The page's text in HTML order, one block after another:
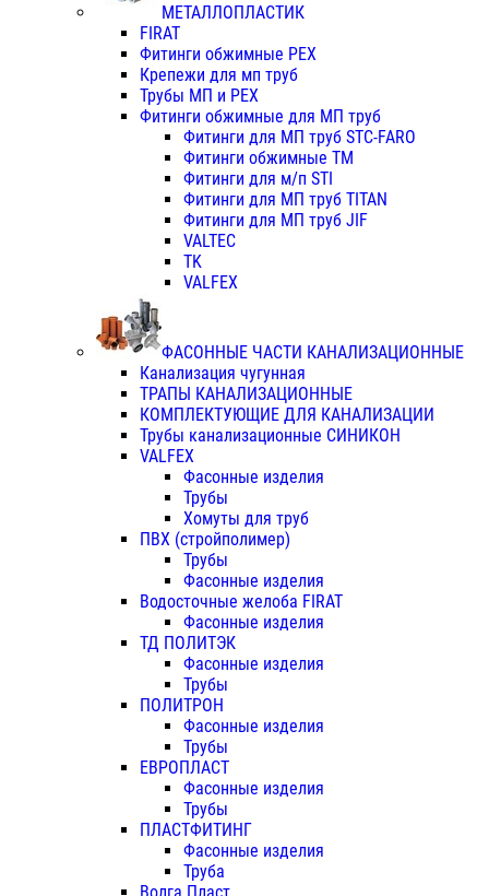
МЕТАЛЛОПЛАСТИК
FIRAT
Фитинги обжимные PEX
Крепежи для мп труб
Трубы МП и PEX
Фитинги обжимные для МП труб
Фитинги для МП труб STC-FARO
Фитинги обжимные ТМ
Фитинги для м/п STI
Фитинги для МП труб TITAN
Фитинги для МП труб JIF
VALTEC
TK
VALFEX
ФАСОННЫЕ ЧАСТИ КАНАЛИЗАЦИОННЫЕ
Канализация чугунная
ТРАПЫ КАНАЛИЗАЦИОННЫЕ
КОМПЛЕКТУЮЩИЕ ДЛЯ КАНАЛИЗАЦИИ
Трубы канализационные СИНИКОН
VALFEX
Фасонные изделия
Трубы
Хомуты для труб
ПВХ (стройполимер)
Трубы
Фасонные изделия
Водосточные желоба FIRAT
Фасонные изделия
ТД ПОЛИТЭК
Фасонные изделия
Трубы
ПОЛИТРОН
Фасонные изделия
Трубы
ЕВРОПЛАСТ
Фасонные изделия
Трубы
ПЛАСТФИТИНГ
Фасонные изделия
Труба